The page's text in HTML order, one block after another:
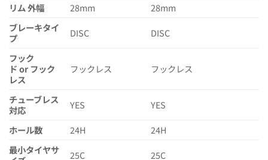
リム 外幅
28mm
28mm
ブレーキタイ
プ
DISC
DISC
フック
ド or フック
レス
フックレス フックレス
チューブレス
対応
YES
YES
ホール数
24H
24H
最小タイヤサ
25C
25C